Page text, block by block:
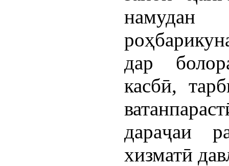
дар
касбӣ,
дараҷаи
хизматӣ